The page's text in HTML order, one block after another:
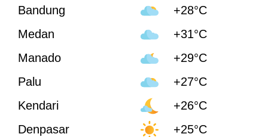
Bandung
+28°C
Medan
+31°C
Manado
+29°C
Palu
+27°C
Kendari
+26°C
Denpasar
+25°C